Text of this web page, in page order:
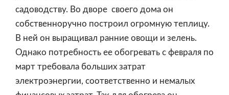
садоводству. Во дворе своего дома он
собственноручно построил огромную теплицу.
В ней он выращивал ранние овощи и зелень.
Однако потребность ее обогревать с февраля по
март требовала больших затрат
электроэнергии, соответственно и немалых